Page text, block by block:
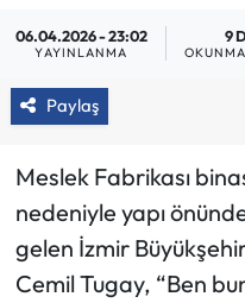
06.04.2026 - 23:02
YAYINLANMA
9
Paylaş
Meslek Fabrikası
nedeniyle yapı
gelen İzmir
Cemil Tugay, “Ben